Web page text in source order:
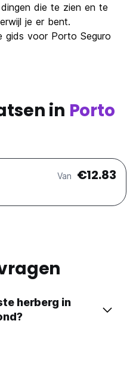
die te zien en te
je er bent.
gids voor Porto Seguro
in Porto
Van €12.83
herberg in